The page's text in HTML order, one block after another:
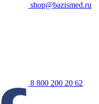
shop@bazismed.ru
8 800 200 20 62